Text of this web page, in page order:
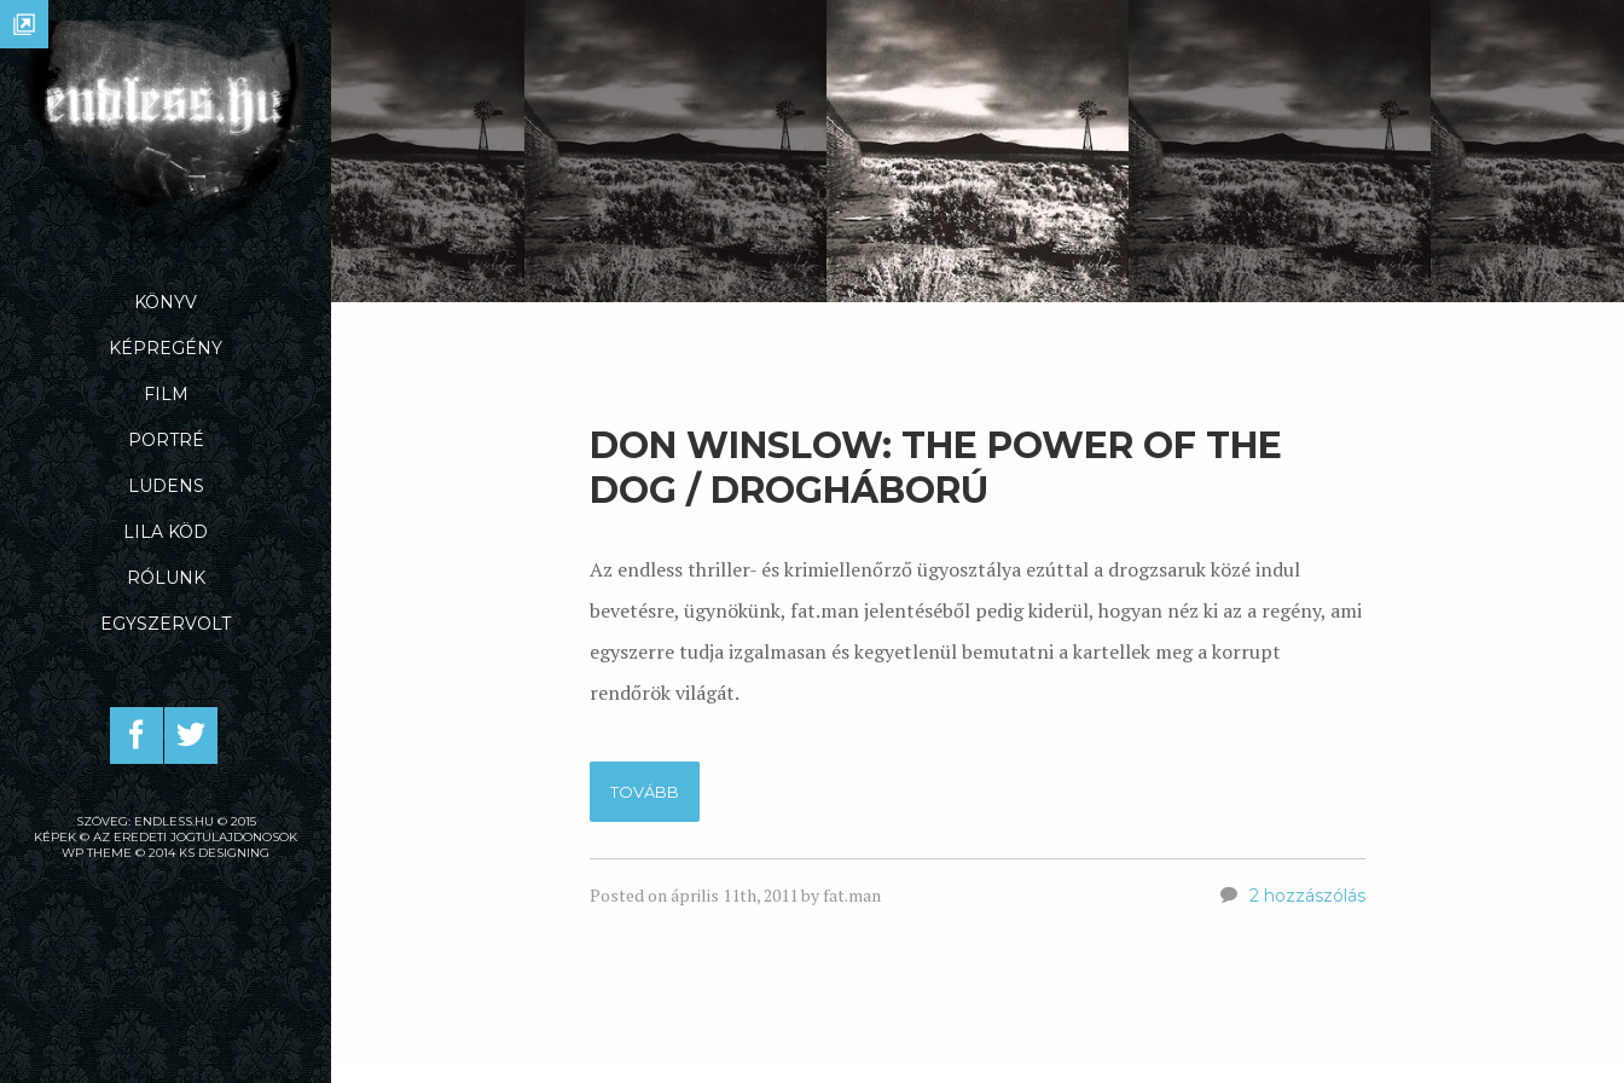
KÖNYV
KÉPREGÉNY
FILM
PORTRÉ
LUDENS
LILA KÖD
RÓLUNK
EGYSZERVOLT
SZÖVEG: ENDLESS.HU © 2015
KÉPEK © AZ EREDETI JOGTULAJDONOSOK
WP THEME © 2014 KS DESIGNING
DON WINSLOW: THE POWER OF THE
DOG / DROGHÁBORÚ
Az endless thriller- és krimiellenőrző ügyosztálya ezúttal a drogzsaruk közé indul
bevetésre, ügynökünk, fat.man jelentéséből pedig kiderül, hogyan néz ki az a regény, ami
egyszerre tudja izgalmasan és kegyetlenül bemutatni a kartellek meg a korrupt
rendőrök világát.
TOVÁBB
Posted on április 11th, 2011 by fat.man 2 hozzászólás